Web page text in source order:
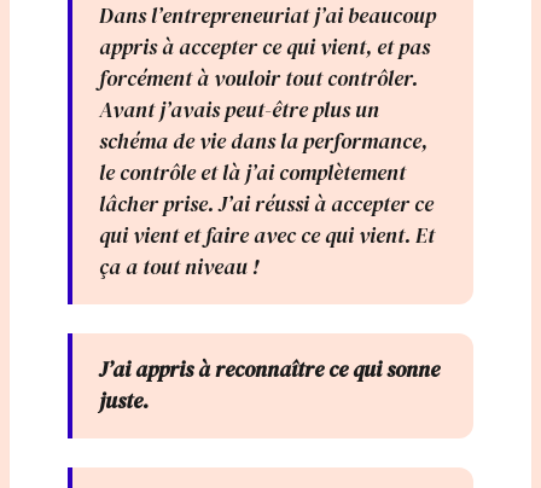
Dans l’entrepreneuriat j’ai beaucoup
appris à accepter ce qui vient, et pas
forcément à vouloir tout contrôler.
Avant j’avais peut-être plus un
schéma de vie dans la performance,
le contrôle et là j’ai complètement
lâcher prise. J’ai réussi à accepter ce
qui vient et faire avec ce qui vient. Et
ça a tout niveau !
J’ai appris à reconnaître ce qui sonne
juste.